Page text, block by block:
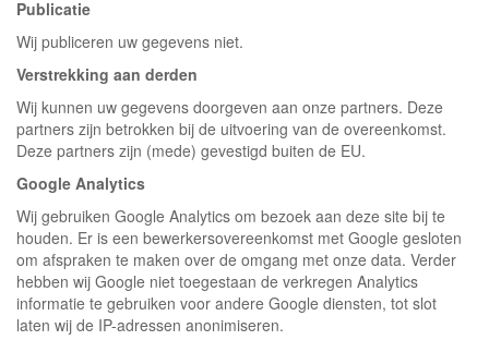
Publicatie
Wij publiceren uw gegevens niet.
Verstrekking aan derden
Wij kunnen uw gegevens doorgeven aan onze partners. Deze
partners zijn betrokken bij de uitvoering van de overeenkomst.
Deze partners zijn (mede) gevestigd buiten de EU.
Google Analytics
Wij gebruiken Google Analytics om bezoek aan deze site bij te
houden. Er is een bewerkersovereenkomst met Google gesloten
om afspraken te maken over de omgang met onze data. Verder
hebben wij Google niet toegestaan de verkregen Analytics
informatie te gebruiken voor andere Google diensten, tot slot
laten wij de IP-adressen anonimiseren.